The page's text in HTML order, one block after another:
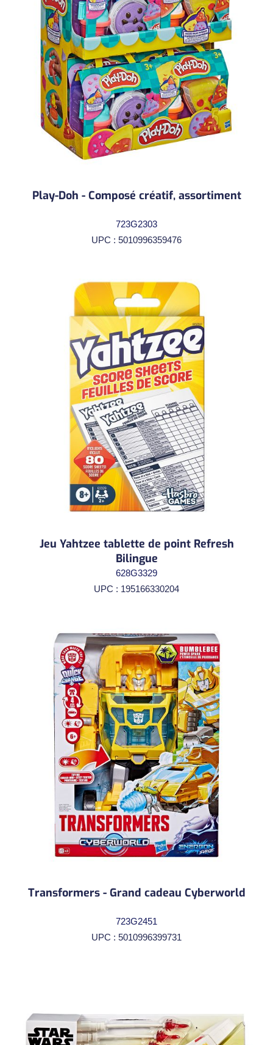
Play-Doh - Composé créatif, assortiment
723G2303
UPC : 5010996359476
Jeu Yahtzee tablette de point Refresh
Bilingue
628G3329
UPC : 195166330204
Transformers - Grand cadeau Cyberworld
723G2451
UPC : 5010996399731